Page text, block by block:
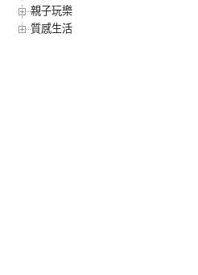
親子玩樂
質感生活